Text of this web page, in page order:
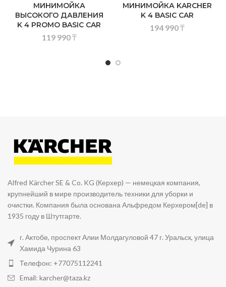
МИНИМОЙКА
ВЫСОКОГО ДАВЛЕНИЯ
K 4 PROMO BASIC CAR
119 990₸
МИНИМОЙКА KARCHER
K 4 BASIC CAR
194 990₸
Alfred Kärcher SE & Co. KG (Керхер) — немецкая компания,
крупнейший в мире производитель техники для уборки и
очистки. Компания была основана Альфредом Керхером[de] в
1935 году в Штутгарте.
г. Актобе, проспект Алии Молдагуловой 47 г. Уральск, улица
Хамида Чурина 63
Телефон: +77075112241
Email: karcher@taza.kz